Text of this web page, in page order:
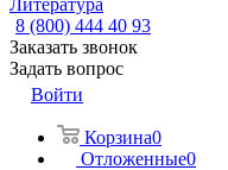
Литература
8 (800) 444 40 93
Заказать звонок
Задать вопрос
Войти
Корзина0
Отложенные0